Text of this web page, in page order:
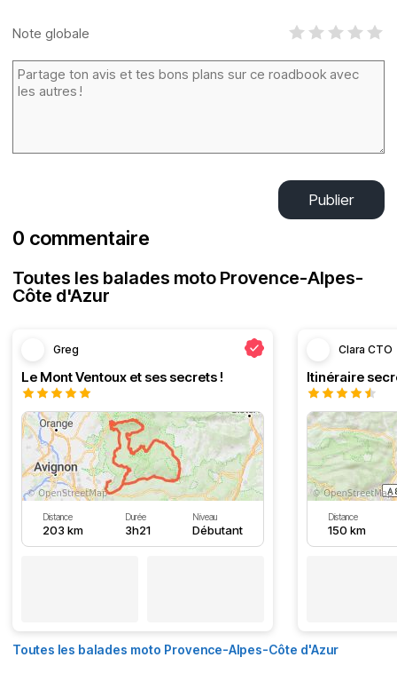
Note globale
Publier
0 commentaire
Toutes les balades moto Provence-Alpes-
Côte d'Azur
Greg
Le Mont Ventoux et ses secrets !
Distance
203 km
Durée
3h21
Niveau
Débutant
Clara CTO
Distance
150 km
Toutes les balades moto Provence-Alpes-Côte d'Azur